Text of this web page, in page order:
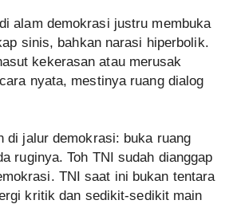
alam demokrasi justru membuka
sinis, bahkan narasi hiperbolik.
kekerasan atau merusak
nyata, mestinya ruang dialog
di jalur demokrasi: buka ruang
ruginya. Toh TNI sudah dianggap
TNI saat ini bukan tentara
kritik dan sedikit-sedikit main